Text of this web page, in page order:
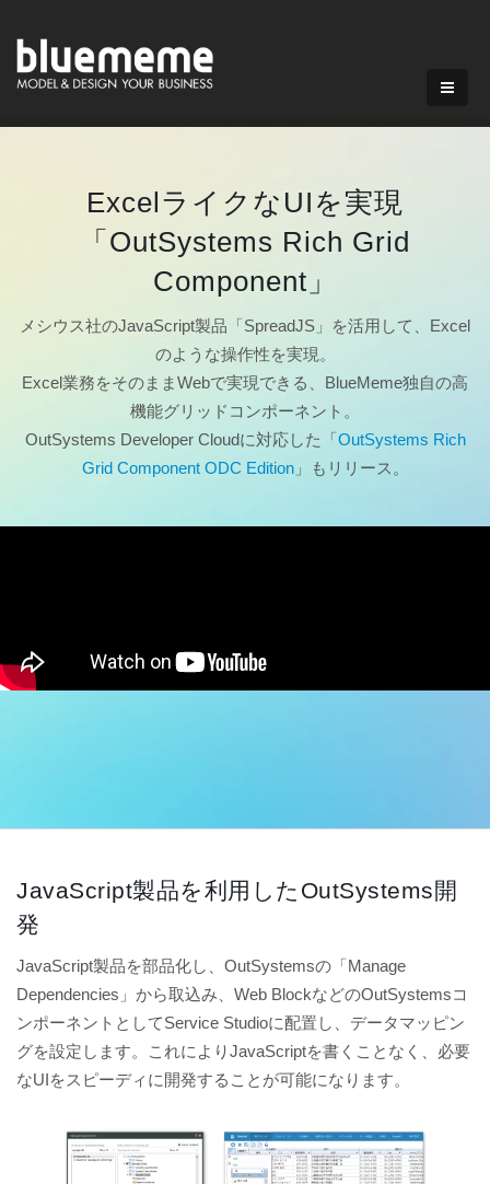
ExcelライクなUIを実現
「OutSystems Rich Grid
Component」
メシウス社のJavaScript製品「SpreadJS」を活用して、Excel
のような操作性を実現。
Excel業務をそのままWebで実現できる、BlueMeme独自の高
機能グリッドコンポーネント。
OutSystems Developer Cloudに対応した「 OutSystems Rich
Grid Component ODC Edition」もリリース。
JavaScript製品を利用したOutSystems開
発
JavaScript製品を部品化し、OutSystemsの「Manage
Dependencies」から取込み、Web BlockなどのOutSystemsコ
ンポーネントとしてService Studioに配置し、データマッピン
グを設定します。これによりJavaScriptを書くことなく、必要
なUIをスピーディに開発することが可能になります。